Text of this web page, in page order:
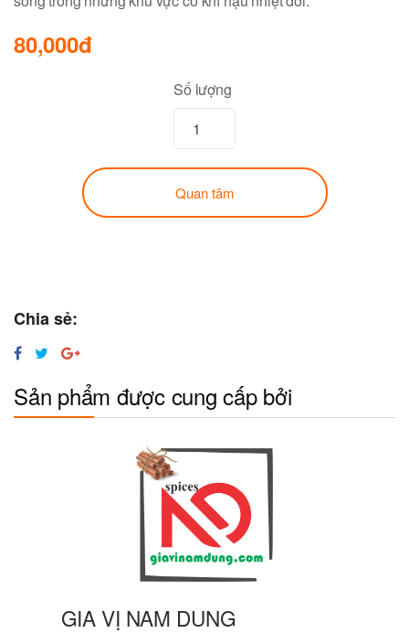
80,000đ
Số lượng
Quan tâm
Chia sẻ:
Sản phẩm được cung cấp bởi
GIA VỊ NAM DUNG